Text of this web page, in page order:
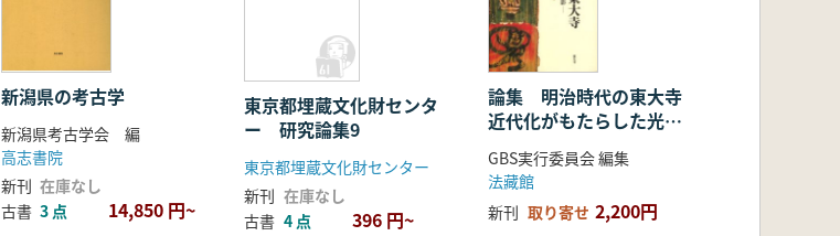
新潟県の考古学
新潟県考古学会 編
高志書院
新刊 在庫なし
古書 3 点 14,850 円~
東京都埋蔵文化財センタ
ー 研究論集9
東京都埋蔵文化財センター
新刊 在庫なし
古書 4 点 396 円~
論集 明治時代の東大寺
近代化がもたらした光と
GBS実行委員会 編集
法藏館
新刊 取り寄せ 2,200円